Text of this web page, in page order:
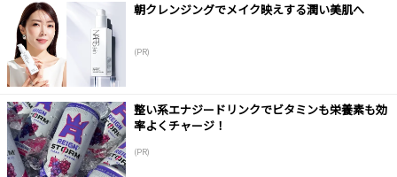
朝クレンジングでメイク映えする潤い美肌へ
(PR)
整い系エナジードリンクでビタミンも栄養素も効
率よくチャージ！
(PR)